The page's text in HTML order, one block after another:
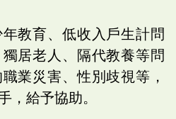
教育、低收入戶生計問
居老人、隔代教養等問
業災害、性別歧視等，
，給予協助。